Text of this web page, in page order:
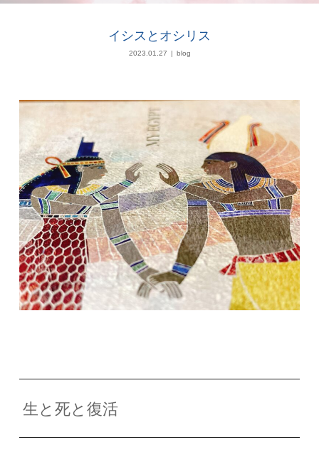
イシスとオシリス
2023.01.27 blog
生と死と復活